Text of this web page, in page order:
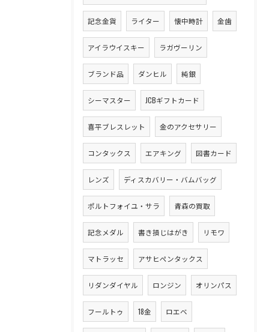
記念金貨 ライター 懐中時計 金歯
アイラウイスキー ラガヴーリン
ブランド品 ダンヒル 純銀
シーマスター JCBギフトカード
喜平ブレスレット 金のアクセサリー
コンタックス エアキング 図書カード
レンズ ディスカバリー・バムバッグ
ポルトフォイユ・サラ 青森の買取
記念メダル 書き損じはがき リモワ
マトラッセ アサヒペンタックス
リダンダイヤル ロンジン オリンパス
フールトゥ 18金 ロエベ